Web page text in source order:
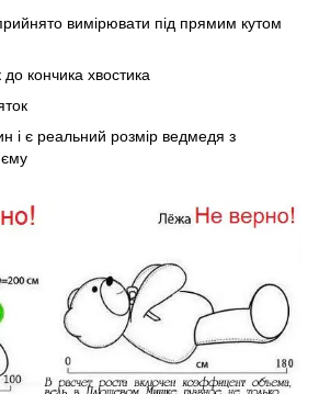
вимірювати під прямим кутом
до кончика хвостика
і є реальний розмір ведмедя з